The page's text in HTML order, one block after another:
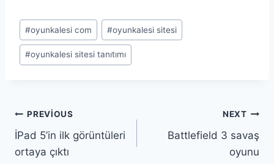
Post
Tags:
#oyunkalesi com #oyunkalesi sitesi
#oyunkalesi sitesi tanıtımı
Yazı
gezinmesi
PREVIOUS
İPad 5’in ilk görüntüleri
ortaya çıktı
NEXT
Battlefield 3 savaş
oyunu